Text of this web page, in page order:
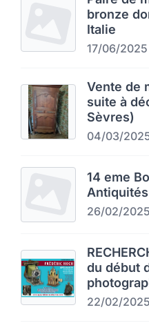
bronze
Italie
17/06/2025
Vente de
suite à
Sèvres)
04/03/
14 eme
26/02/2025
du début
22/02/2025